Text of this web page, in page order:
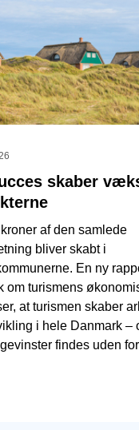
skaber
af den samlede
bliver skabt i
En ny
om turismens
at turismen skaber
i hele Danmark –
findes uden